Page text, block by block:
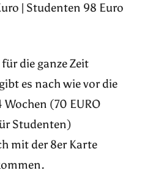
| Studenten 98 Euro
die ganze Zeit
es nach wie vor die
(70 EURO
Studenten)
mit der 8er Karte